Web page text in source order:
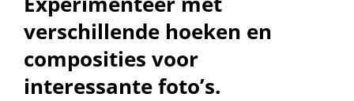
verschillende hoeken en
composities voor
interessante foto’s.